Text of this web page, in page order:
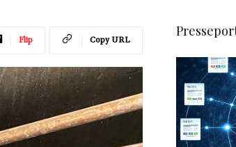
Flip Copy URL